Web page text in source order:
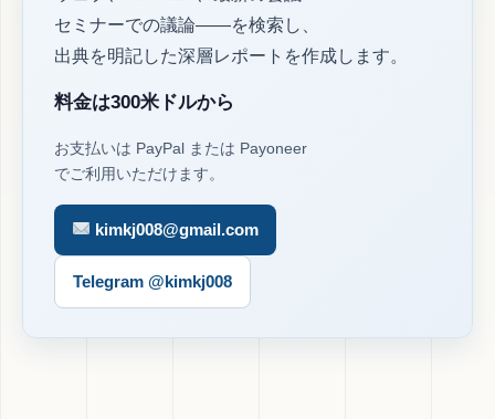
セミナーでの議論——を検索し、
出典を明記した深層レポートを作成します。
料金は300米ドルから
お支払いは PayPal または Payoneer
でご利用いただけます。
kimkj008@gmail.com
Telegram @kimkj008